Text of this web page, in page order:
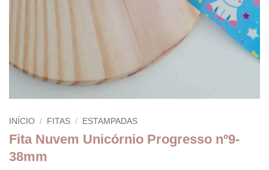
INÍCIO / FITAS / ESTAMPADAS
Fita Nuvem Unicórnio Progresso nº9-
38mm